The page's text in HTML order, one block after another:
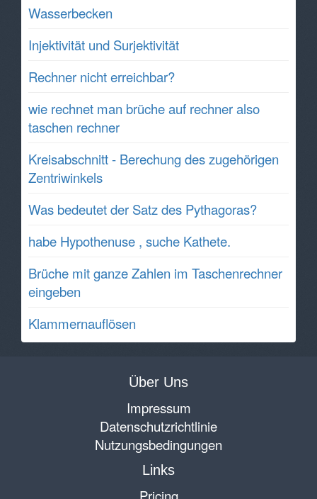
Wasserbecken
Injektivität und Surjektivität
Rechner nicht erreichbar?
wie rechnet man brüche auf rechner also
taschen rechner
Kreisabschnitt - Berechung des zugehörigen
Zentriwinkels
Was bedeutet der Satz des Pythagoras?
habe Hypothenuse , suche Kathete.
Brüche mit ganze Zahlen im Taschenrechner
eingeben
Klammernauflösen
Über Uns
Impressum
Datenschutzrichtlinie
Nutzungsbedingungen
Links